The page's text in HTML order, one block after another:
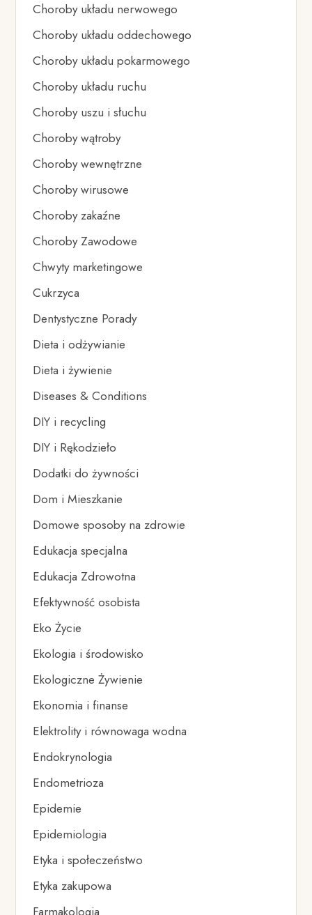
Choroby układu nerwowego
Choroby układu oddechowego
Choroby układu pokarmowego
Choroby układu ruchu
Choroby uszu i słuchu
Choroby wątroby
Choroby wewnętrzne
Choroby wirusowe
Choroby zakaźne
Choroby Zawodowe
Chwyty marketingowe
Cukrzyca
Dentystyczne Porady
Dieta i odżywianie
Dieta i żywienie
Diseases & Conditions
DIY i recycling
DIY i Rękodzieło
Dodatki do żywności
Dom i Mieszkanie
Domowe sposoby na zdrowie
Edukacja specjalna
Edukacja Zdrowotna
Efektywność osobista
Eko Życie
Ekologia i środowisko
Ekologiczne Żywienie
Ekonomia i finanse
Elektrolity i równowaga wodna
Endokrynologia
Endometrioza
Epidemie
Epidemiologia
Etyka i społeczeństwo
Etyka zakupowa
Farmakologia